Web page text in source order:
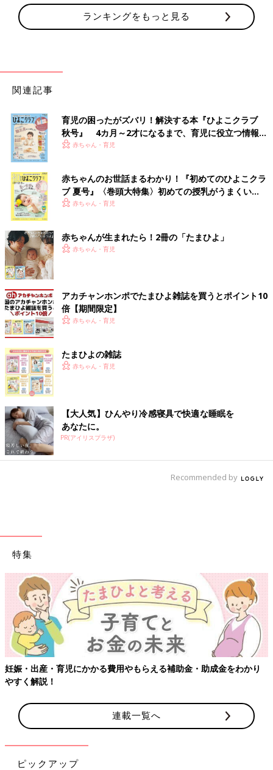
ランキングをもっと見る
関連記事
育児の困ったがズバリ！解決する本『ひよこクラブ
秋号』 4カ月～2才になるまで、育児に役立つ情報が
いっぱい！
赤ちゃん・育児
赤ちゃんのお世話まるわかり！『初めてのひよこクラ
ブ 夏号』〈巻頭大特集〉初めての授乳がうまくい
く！ おっぱい・ミルクの基本と夏のトラブル 解決テ
赤ちゃん・育児
赤ちゃんが生まれたら！2冊の「たまひよ」
赤ちゃん・育児
アカチャンホンポでたまひよ雑誌を買うとポイント10
倍【期間限定】
赤ちゃん・育児
たまひよの雑誌
赤ちゃん・育児
【大人気】ひんやり冷感寝具で快適な睡眠を
あなたに。
PR(アイリスプラザ)
Recommended by
特集
をわかり
【ワクチン接種できるものも】妊婦の感染症対策、知
連載一覧へ
ピックアップ